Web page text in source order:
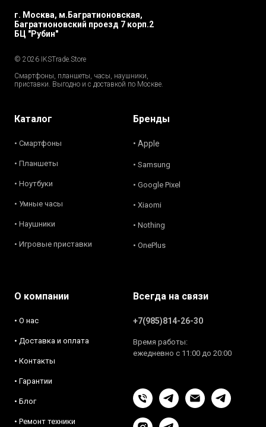
г. Москва, м.Багратионовская,
Багратионовский проезд 7 корп.2
БЦ "Рубин"
© 2026 IKSTrade.Store
Смартфоны, планшеты, часы, наушники,
приставки. Выгодно и с доставкой по Москве.
Каталог
• Смартфоны
• Планшеты
• Ноутбуки
• Умные часы
• Наушники
• Игровые приставки
Бренды
• Apple
• Samsung
• Google Pixel
• Xiaomi
• Nothing
• OnePlus
О компании
• О нас
• Доставка и оплата
• Контакты
• Гарантии
• Блог
• Ремонт техники
Всегда на связи
+7(985)814-26-30
Время работы:
ежедневно с 11:00 до 20:00